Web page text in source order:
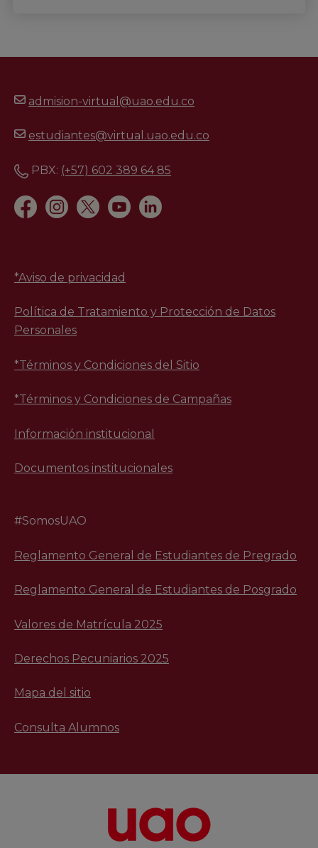
admision-virtual@uao.edu.co
estudiantes@virtual.uao.edu.co
PBX: (+57) 602 389 64 85
*Aviso de privacidad
Política de Tratamiento y Protección de Datos
Personales
*Términos y Condiciones del Sitio
*Términos y Condiciones de Campañas
Información institucional
Documentos institucionales
#SomosUAO
Reglamento General de Estudiantes de Pregrado
Reglamento General de Estudiantes de Posgrado
Valores de Matrícula 2025
Derechos Pecuniarios 2025
Mapa del sitio
Consulta Alumnos